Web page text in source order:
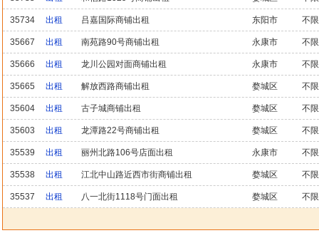
35734 出租 吕嘉国际商铺出租 东阳市 不限
35667 出租 南苑路90号商铺出租 永康市 不限
35666 出租 龙川公园对面商铺出租 永康市 不限
35665 出租 解放西路商铺出租 婺城区 不限
35604 出租 古子城商铺出租 婺城区 不限
35603 出租 龙潭路22号商铺出租 婺城区 不限
35539 出租 丽州北路106号店面出租 永康市 不限
35538 出租 江北中山路近西市街商铺出租 婺城区 不限
35537 出租 八一北街1118号门面出租 婺城区 不限